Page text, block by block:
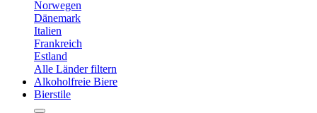
Norwegen
Dänemark
Italien
Frankreich
Estland
Alle Länder filtern
Alkoholfreie Biere
Bierstile